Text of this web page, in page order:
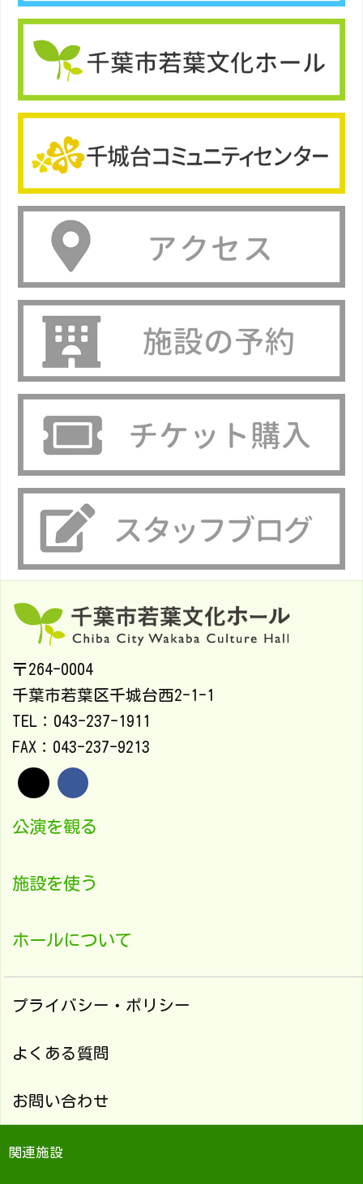
〒264-0004
千葉市若葉区千城台西2-1-1
TEL：043-237-1911
FAX：043-237-9213
公演を観る
施設を使う
ホールについて
プライバシー・ポリシー
よくある質問
お問い合わせ
関連施設